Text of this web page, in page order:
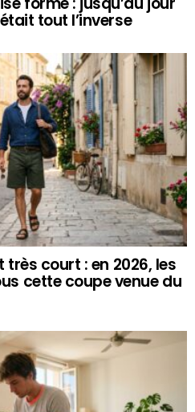
tout l’inverse
très court : en 2026, les
cette coupe venue du